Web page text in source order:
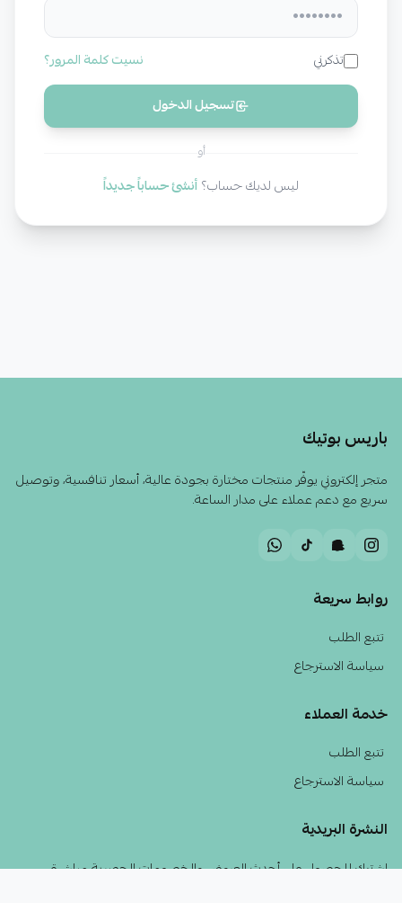
تذكرني نسيت كلمة المرور؟
تسجيل الدخول
أو
ليس لديك حساب؟ أنشئ حساباً جديداً
باريس بوتيك
متجر إلكتروني يوفّر منتجات مختارة بجودة عالية، أسعار تنافسية، وتوصيل
سريع مع دعم عملاء على مدار الساعة.
روابط سريعة
تتبع الطلب
سياسة الاسترجاع
خدمة العملاء
تتبع الطلب
سياسة الاسترجاع
النشرة البريدية
اشترك للحصول على أحدث العروض والخصومات الحصرية مباشرة